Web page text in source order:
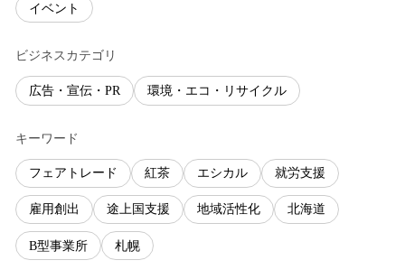
イベント
ビジネスカテゴリ
広告・宣伝・PR 環境・エコ・リサイクル
キーワード
フェアトレード 紅茶 エシカル 就労支援
雇用創出 途上国支援 地域活性化 北海道
B型事業所 札幌